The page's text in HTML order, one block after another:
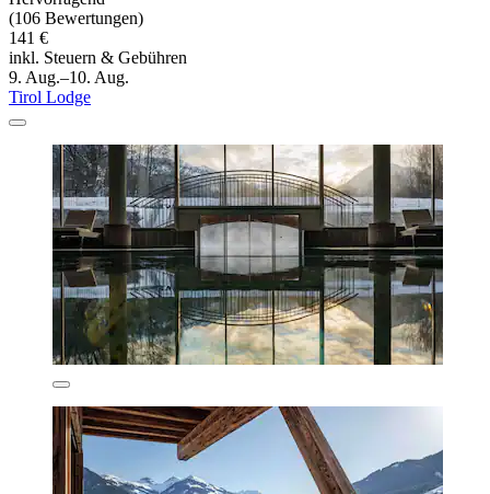
(106 Bewertungen)
141 €
inkl. Steuern & Gebühren
9. Aug.–10. Aug.
Tirol Lodge